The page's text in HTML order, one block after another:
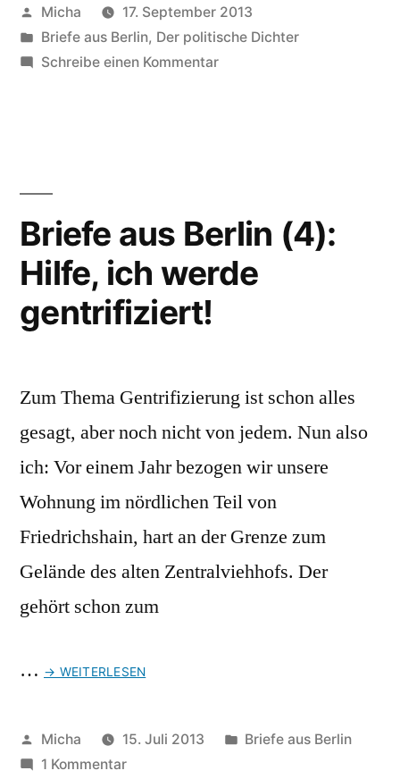
Veröffentlicht
von
Micha
17. September 2013
Veröffentlicht
unter
Briefe aus Berlin, Der politische Dichter
Schreibe einen Kommentarzu
die
Wahl
Briefe aus Berlin (4):
Hilfe, ich werde
gentrifiziert!
Zum Thema Gentrifizierung ist schon alles
gesagt, aber noch nicht von jedem. Nun also
ich: Vor einem Jahr bezogen wir unsere
Wohnung im nördlichen Teil von
Friedrichshain, hart an der Grenze zum
Gelände des alten Zentralviehhofs. Der
gehört schon zum
… → WEITERLESEN
Veröffentlicht
von
Micha 15. Juli 2013
Veröffentlicht
Briefe aus Berlin
1 Kommentarzu